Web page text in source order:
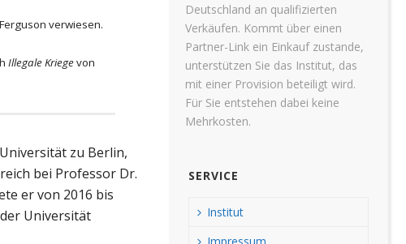
verwiesen.
Illegale Kriegevon
zu Berlin,
bei Professor Dr.
er von 2016 bis
Universität
Deutschland an qualifizierten
Verkäufen. Kommt über einen
Partner-Link ein Einkauf zustande,
unterstützen Sie das Institut, das
mit einer Provision beteiligt wird.
Für Sie entstehen dabei keine
Mehrkosten.
SERVICE
Institut
Impressum